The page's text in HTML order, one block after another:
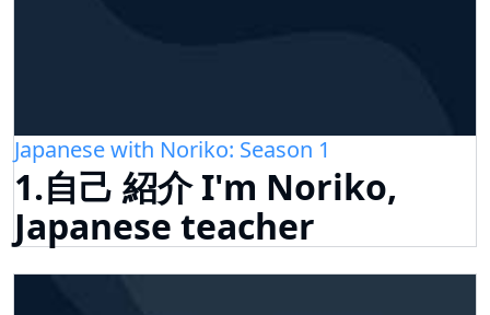
Japanese with Noriko: Season 1
1.自己 紹介 I'm Noriko,
Japanese teacher